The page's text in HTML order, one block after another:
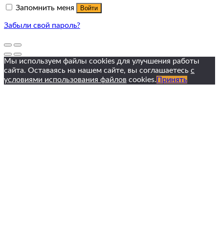
Запомнить меня Войти
Забыли свой пароль?
Мы используем файлы cookies для улучшения работы
сайта. Оставаясь на нашем сайте, вы соглашаетесь с
условиями использования файлов cookies. Принять